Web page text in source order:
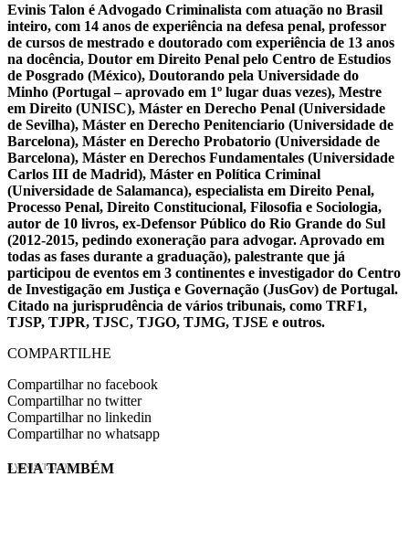
Evinis Talon é Advogado Criminalista com atuação no Brasil
inteiro, com 14 anos de experiência na defesa penal, professor
de cursos de mestrado e doutorado com experiência de 13 anos
na docência, Doutor em Direito Penal pelo Centro de Estudios
de Posgrado (México), Doutorando pela Universidade do
Minho (Portugal – aprovado em 1º lugar duas vezes), Mestre
em Direito (UNISC), Máster en Derecho Penal (Universidade
de Sevilha), Máster en Derecho Penitenciario (Universidade de
Barcelona), Máster en Derecho Probatorio (Universidade de
Barcelona), Máster en Derechos Fundamentales (Universidade
Carlos III de Madrid), Máster en Política Criminal
(Universidade de Salamanca), especialista em Direito Penal,
Processo Penal, Direito Constitucional, Filosofia e Sociologia,
autor de 10 livros, ex-Defensor Público do Rio Grande do Sul
(2012-2015, pedindo exoneração para advogar. Aprovado em
todas as fases durante a graduação), palestrante que já
participou de eventos em 3 continentes e investigador do Centro
de Investigação em Justiça e Governação (JusGov) de Portugal.
Citado na jurisprudência de vários tribunais, como TRF1,
TJSP, TJPR, TJSC, TJGO, TJMG, TJSE e outros.
COMPARTILHE
Compartilhar no facebook
Compartilhar no twitter
Compartilhar no linkedin
Compartilhar no whatsapp
EVINIS TALON
LEIA TAMBÉM